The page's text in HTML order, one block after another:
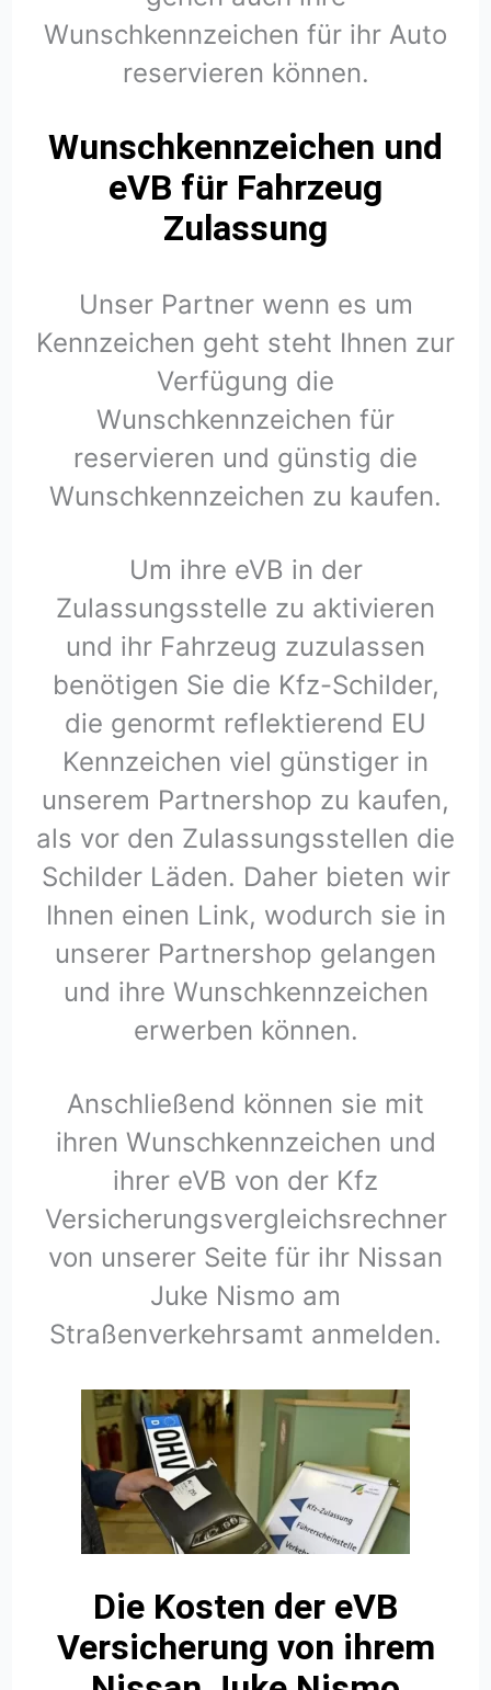
Wunschkennzeichen für ihr Auto
reservieren können.
Wunschkennzeichen und
eVB für Fahrzeug
Zulassung
Unser Partner wenn es um
Kennzeichen geht steht Ihnen zur
Verfügung die
Wunschkennzeichen für
reservieren und günstig die
Wunschkennzeichen zu kaufen.
Um ihre eVB in der
Zulassungsstelle zu aktivieren
und ihr Fahrzeug zuzulassen
benötigen Sie die Kfz-Schilder,
die genormt reflektierend EU
Kennzeichen viel günstiger in
unserem Partnershop zu kaufen,
als vor den Zulassungsstellen die
Schilder Läden. Daher bieten wir
Ihnen einen Link, wodurch sie in
unserer Partnershop gelangen
und ihre Wunschkennzeichen
erwerben können.
Anschließend können sie mit
ihren Wunschkennzeichen und
ihrer eVB von der Kfz
Versicherungsvergleichsrechner
von unserer Seite für ihr Nissan
Juke Nismo am
Straßenverkehrsamt anmelden.
Die Kosten der eVB
Versicherung von ihrem